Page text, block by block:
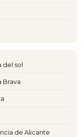
del sol
Brava
de Alicante